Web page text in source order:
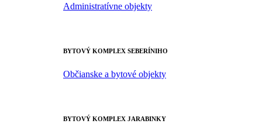
Administratívne objekty
BYTOVÝ KOMPLEX SEBERÍNIHO
Občianske a bytové objekty
BYTOVÝ KOMPLEX JARABINKY